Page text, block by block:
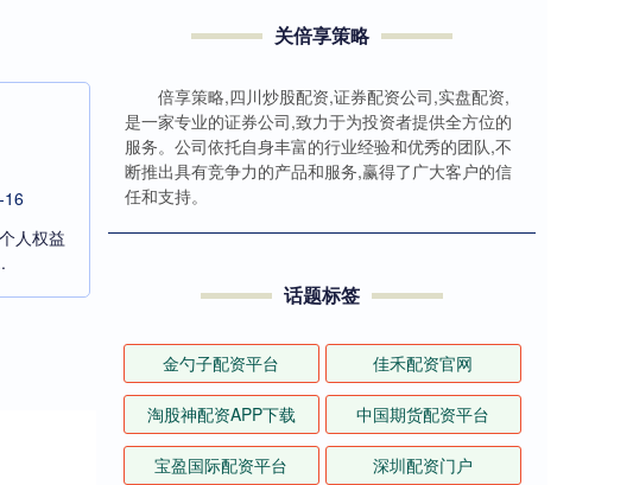
16
人权益
关倍享策略
倍享策略,四川炒股配资,证券配资公司,实盘配资,
是一家专业的证券公司,致力于为投资者提供全方位的
服务。公司依托自身丰富的行业经验和优秀的团队,不
断推出具有竞争力的产品和服务,赢得了广大客户的信
任和支持。
话题标签
金勺子配资平台 佳禾配资官网
淘股神配资APP下载 中国期货配资平台
宝盈国际配资平台 深圳配资门户